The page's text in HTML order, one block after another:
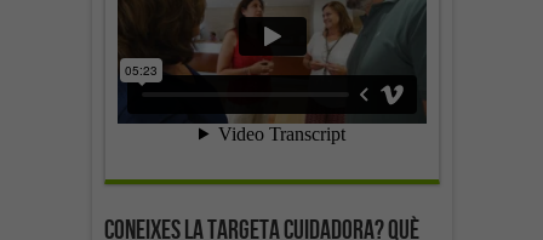
Coneixes la targeta cuidadora? Què